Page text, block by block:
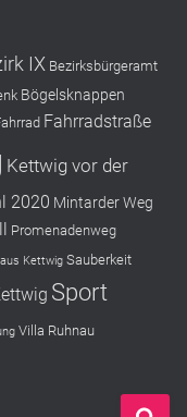
IX Bezirksbürgeramt
Bögelsknappen
Fahrradstraße
Kettwig vor der
2020 Mintarder Weg
Promenadenweg
Kettwig Sauberkeit
Sport
Villa Ruhnau